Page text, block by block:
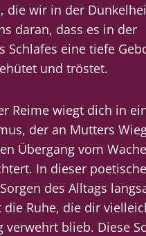
die wir in der
daran, dass es in der
Schlafes eine tiefe
und tröstet.
Reime wiegt dich in
der an Mutters
Übergang vom
In dieser
des Alltags
Ruhe, die dir
verwehrt blieb. Diese